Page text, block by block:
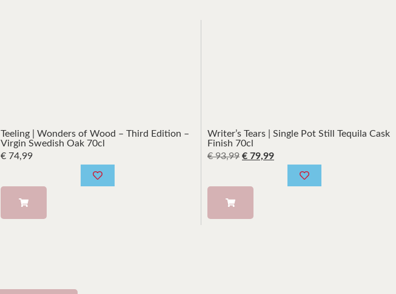
Teeling | Wonders of Wood – Third Edition –
Virgin Swedish Oak 70cl
€ 74,99
Writer’s Tears | Single Pot Still Tequila Cask
Finish 70cl
€93,99 € 79,99